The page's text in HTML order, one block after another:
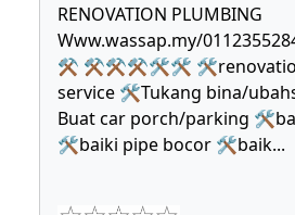
RENOVATION PLUMBING
Www.wassap.my/
⚒ ⚒⚒⚒🛠🛠 🛠renovation
service 🛠Tukang bina/
Buat car porch/parking
🛠baiki pipe bocor 🛠baik...